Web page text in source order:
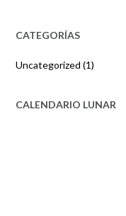
CATEGORÍAS
Uncategorized (1)
CALENDARIO LUNAR